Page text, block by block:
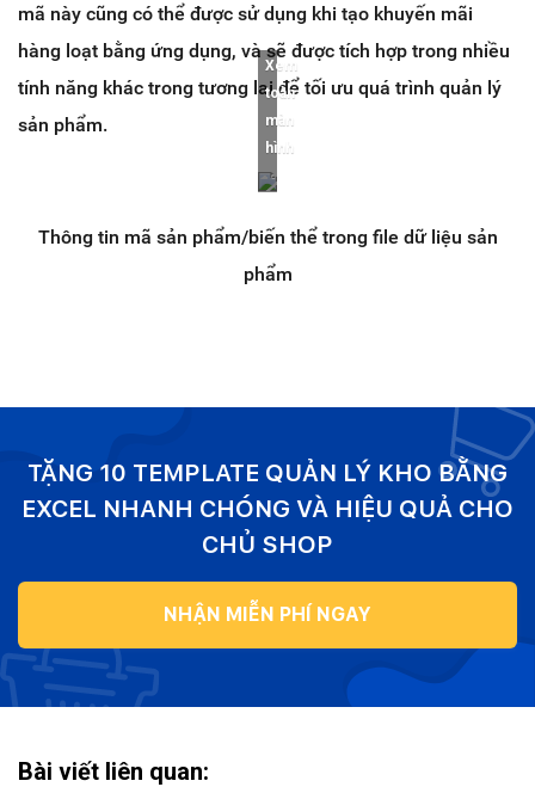
mã này cũng có thể được sử dụng khi tạo khuyến mãi
hàng loạt bằng ứng dụng, và sẽ được tích hợp trong nhiều
tính năng khác trong tương lai để tối ưu quá trình quản lý
sản phẩm.
Xem
toàn
màn
hình
Thông tin mã sản phẩm/biến thể trong file dữ liệu sản
phẩm
TẶNG 10 TEMPLATE QUẢN LÝ KHO BẰNG
EXCEL NHANH CHÓNG VÀ HIỆU QUẢ CHO
CHỦ SHOP
NHẬN MIỄN PHÍ NGAY
Bài viết liên quan: